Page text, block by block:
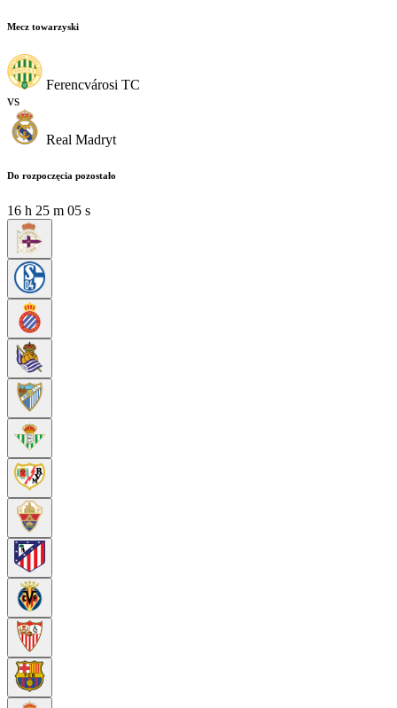
Mecz towarzyski
Ferencvárosi TC
vs
Real Madryt
Do rozpoczęcia pozostało
16 h 25 m 03 s